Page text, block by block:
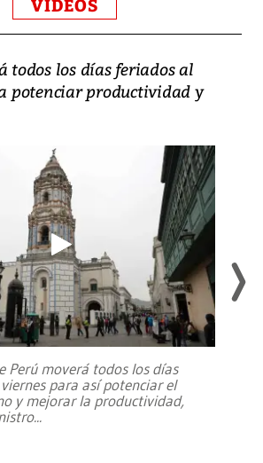
VIDEOS
todos los días feriados al
potenciar productividad y
Perú moverá todos los días
para así potenciar el
y mejorar la productividad,
...